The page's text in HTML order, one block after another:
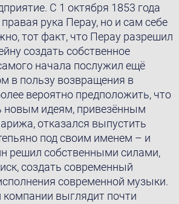
С 1 октября 1853 года
рука Перау, но и сам себе
тот факт, что Перау разрешил
создать собственное
начала послужил ещё
в пользу возвращения в
вероятно предположить, что
новым идеям, привезённым
отказался выпустить
под своим именем – и
решил собственными силами,
создать современный
современной музыки.
компании выглядит почти